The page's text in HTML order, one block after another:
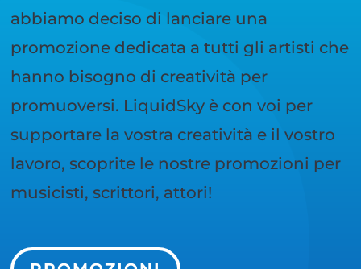
abbiamo deciso di lanciare una
promozione dedicata a tutti gli artisti che
hanno bisogno di creatività per
promuoversi. LiquidSky è con voi per
supportare la vostra creatività e il vostro
lavoro, scoprite le nostre promozioni per
musicisti, scrittori, attori!